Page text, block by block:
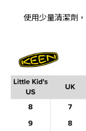
使用少量清潔劑